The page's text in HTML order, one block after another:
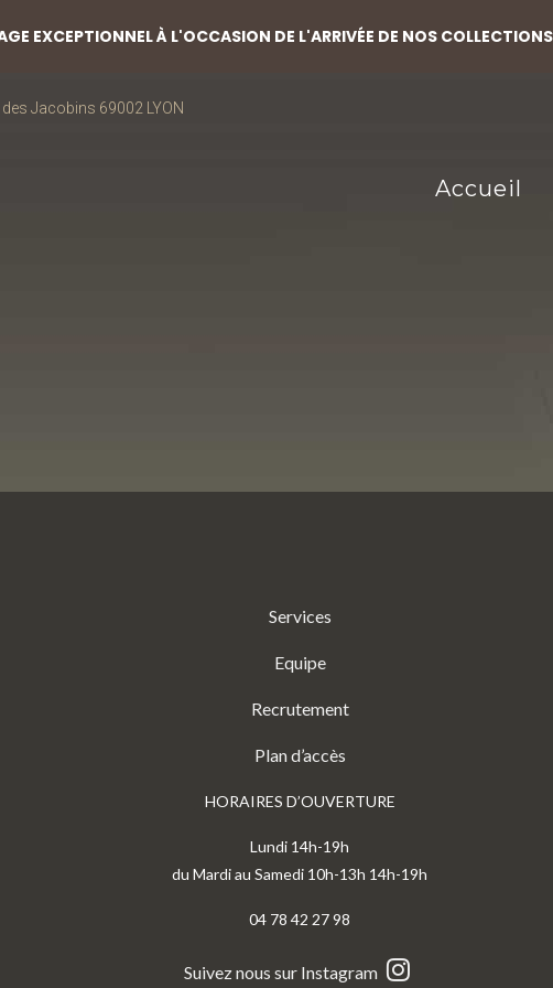
Jacobins 69002 LYON
Accueil
Services
Equipe
Recrutement
Plan d’accès
HORAIRES D’OUVERTURE
Lundi 14h-19h
du Mardi au Samedi 10h-13h 14h-19h
04 78 42 27 98
Suivez nous sur Instagram
EXCEPTIONNEL À L'OCCASION DE L'ARRIVÉE DE NOS